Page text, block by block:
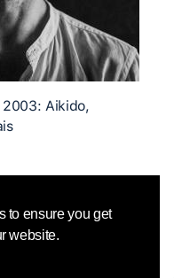
to ensure you get
website.
Aikido,
Marina
Danya Elraz,
Boeft